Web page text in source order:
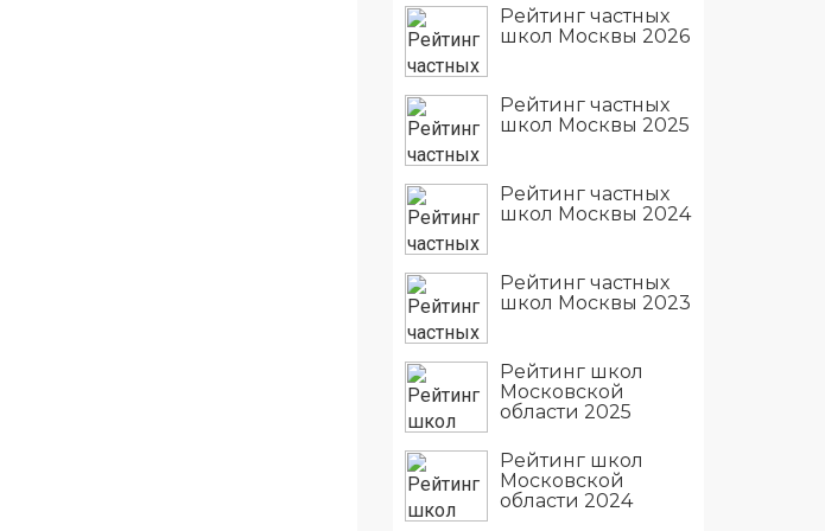
Рейтинг частных
школ Москвы 2026
Рейтинг частных
школ Москвы 2025
Рейтинг частных
школ Москвы 2024
Рейтинг частных
школ Москвы 2023
Рейтинг школ
Московской
области 2025
Рейтинг школ
Московской
области 2024